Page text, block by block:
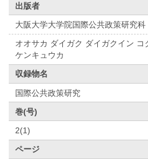
出版者
大阪大学大学院国際公共政策研究科
オオサカ ダイガク ダイガクイン コ
ケンキュウカ
収録物名
国際公共政策研究
巻(号)
2(1)
ページ